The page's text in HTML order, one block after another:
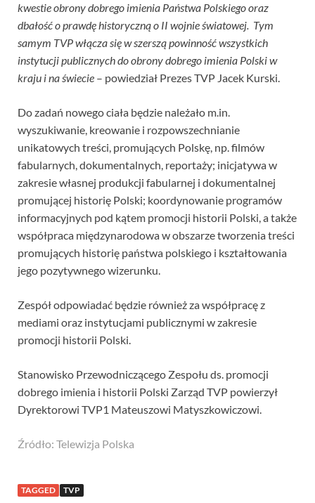
kwestie obrony dobrego imienia Państwa Polskiego oraz
dbałość o prawdę historyczną o II wojnie światowej. Tym
samym TVP włącza się w szerszą powinność wszystkich
instytucji publicznych do obrony dobrego imienia Polski w
kraju i na świecie – powiedział Prezes TVP Jacek Kurski.
Do zadań nowego ciała będzie należało m.in.
wyszukiwanie, kreowanie i rozpowszechnianie
unikatowych treści, promujących Polskę, np. filmów
fabularnych, dokumentalnych, reportaży; inicjatywa w
zakresie własnej produkcji fabularnej i dokumentalnej
promującej historię Polski; koordynowanie programów
informacyjnych pod kątem promocji historii Polski, a także
współpraca międzynarodowa w obszarze tworzenia treści
promujących historię państwa polskiego i kształtowania
jego pozytywnego wizerunku.
Zespół odpowiadać będzie również za współpracę z
mediami oraz instytucjami publicznymi w zakresie
promocji historii Polski.
Stanowisko Przewodniczącego Zespołu ds. promocji
dobrego imienia i historii Polski Zarząd TVP powierzył
Dyrektorowi TVP1 Mateuszowi Matyszkowiczowi.
Źródło: Telewizja Polska
TAGGED TVP